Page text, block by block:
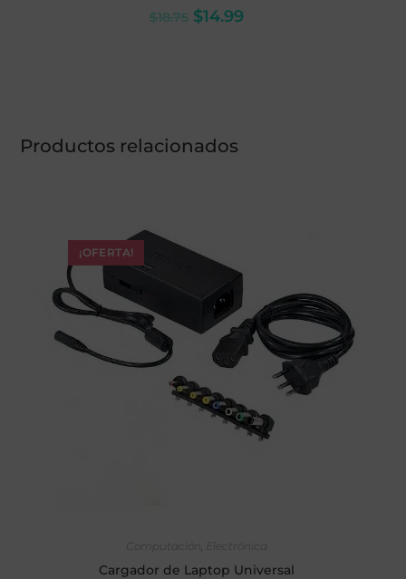
$18.75 $14.99
Productos relacionados
¡OFERTA!
Computación
Electrónica
Cargador de Laptop Universal